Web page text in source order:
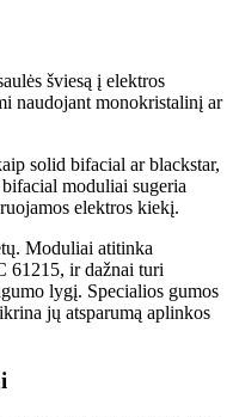
šviesą į elektros
naudojant monokristalinį ar
solid bifacial ar blackstar,
moduliai sugeria
elektros kiekį.
Moduliai atitinka
61215, ir dažnai turi
lygį. Specialios gumos
jų atsparumą aplinkos